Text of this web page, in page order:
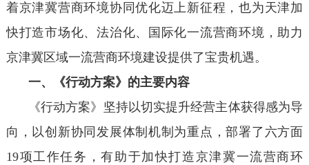
着京津冀营商环境协同优化迈上新征程，也为天津加
快打造市场化、法治化、国际化一流营商环境，助力
京津冀区域一流营商环境建设提供了宝贵机遇。
一、《行动方案》的主要内容
《行动方案》坚持以切实提升经营主体获得感为导
向，以创新协同发展体制机制为重点，部署了六方面
19项工作任务，有助于加快打造京津冀一流营商环